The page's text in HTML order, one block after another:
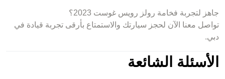
جاهز لتجربة فخامة رولز رويس غوست 2023؟
تواصل معنا الآن لحجز سيارتك والاستمتاع بأرقى تجربة قيادة في
دبي.
الأسئلة الشائعة